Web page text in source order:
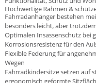
Hochwertige Rahmen &
Fahrradanhänger bestehen
besonders leicht, aber
Optimalen Insassenschutz bei
Korrosionsresistenz für den
Flexible Federung für
Wegen
Fahrradkindersitze setzen auf
ergonomisch geformte